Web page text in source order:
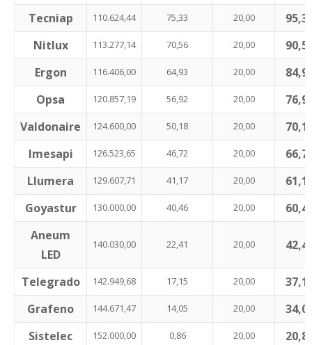
Tecniap
110.624,44 75,33 20,00
Nitlux
113.277,14 70,56 20,00
Ergon
116.406,00 64,93 20,00
Opsa
120.857,19 56,92 20,00
Valdonaire
124.600,00 50,18 20,00
Imesapi
126.523,65 46,72 20,00
Llumera
129.607,71 41,17 20,00
Goyastur
130.000,00 40,46 20,00
Aneum
LED
140.030,00 22,41 20,00
Telegrado 142.949,68 17,15 20,00
Grafeno
144.671,47 14,05 20,00
Sistelec
152.000,00 0,86 20,00